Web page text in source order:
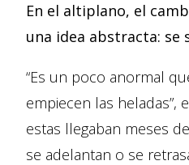
En el altiplano, el
una idea abstracta: se
“Es un poco anormal
empiecen las heladas”,
estas llegaban meses
se adelantan o se